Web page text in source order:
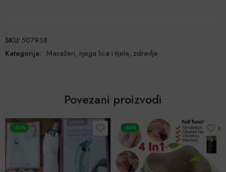
SKU:507938
Kategorija:: Masažeri, njega lica i tijela, zdravlje
Povezani proizvodi
-40% -47%